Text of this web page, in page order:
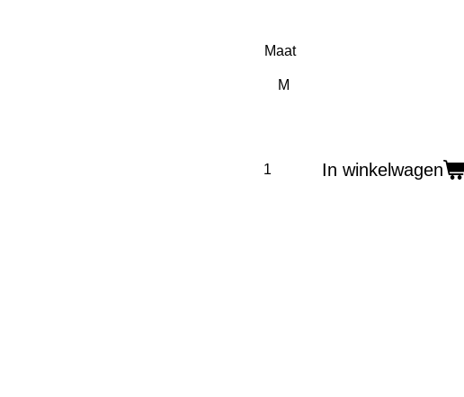
Maat
In winkelwagen